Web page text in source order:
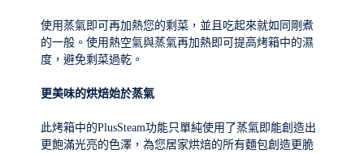
使用蒸氣即可再加熱您的剩菜，並且吃起來就如同剛煮
的一般。使用熱空氣與蒸氣再加熱即可提高烤箱中的濕
度，避免剩菜過乾。
更美味的烘焙始於蒸氣
此烤箱中的PlusSteam功能只單純使用了蒸氣即能創造出
更飽滿光亮的色澤，為您居家烘焙的所有麵包創造更脆